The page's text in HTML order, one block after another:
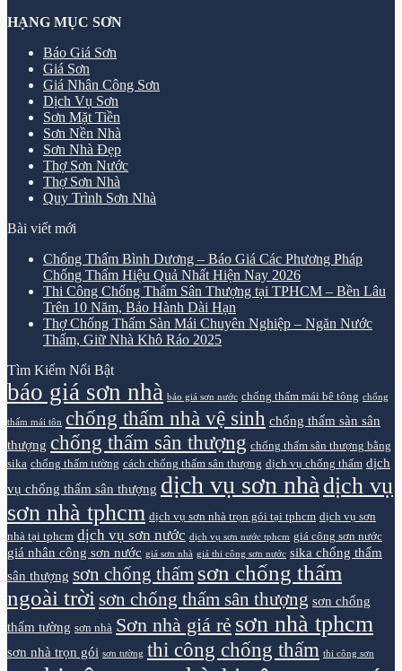
HẠNG MỤC SƠN
Báo Giá Sơn
Giá Sơn
Giá Nhân Công Sơn
Dịch Vụ Sơn
Sơn Mặt Tiền
Sơn Nền Nhà
Sơn Nhà Đẹp
Thợ Sơn Nước
Thợ Sơn Nhà
Quy Trình Sơn Nhà
Bài viết mới
Chống Thấm Bình Dương – Báo Giá Các Phương Pháp
Chống Thấm Hiệu Quả Nhất Hiện Nay 2026
Thi Công Chống Thấm Sân Thượng tại TPHCM – Bền Lâu
Trên 10 Năm, Bảo Hành Dài Hạn
Thợ Chống Thấm Sàn Mái Chuyên Nghiệp – Ngăn Nước
Thấm, Giữ Nhà Khô Ráo 2025
Tìm Kiếm Nổi Bật
báo giá sơn nhà báo giá sơn nước chống thấm mái bê tông chống
thấm mái tôn chống thấm nhà vệ sinh chống thấm sàn sân
thượng chống thấm sân thượng chống thấm sân thượng bằng
sika chống thấm tường cách chống thấm sân thượng dịch vụ chống thấm dịch
vụ chống thấm sân thượng dịch vụ sơn nhà dịch vụ
sơn nhà tphcm dịch vụ sơn nhà trọn gói tại tphcm dịch vụ sơn
nhà tại tphcm dịch vụ sơn nước dịch vụ sơn nước tphcm giá công sơn nước
giá nhân công sơn nước giá sơn nhà giá thi công sơn nước sika chống thấm
sân thượng sơn chống thấm sơn chống thấm
ngoài trời sơn chống thấm sân thượng sơn chống
thấm tường sơn nhà Sơn nhà giá rẻ sơn nhà tphcm
sơn nhà trọn gói sơn tường thi công chống thấm thi công sơn